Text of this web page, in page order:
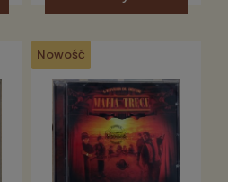
Nowość